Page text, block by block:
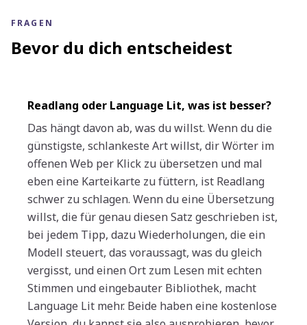
FRAGEN
Bevor du dich entscheidest
Readlang oder Language Lit, was ist besser?
Das hängt davon ab, was du willst. Wenn du die
günstigste, schlankeste Art willst, dir Wörter im
offenen Web per Klick zu übersetzen und mal
eben eine Karteikarte zu füttern, ist Readlang
schwer zu schlagen. Wenn du eine Übersetzung
willst, die für genau diesen Satz geschrieben ist,
bei jedem Tipp, dazu Wiederholungen, die ein
Modell steuert, das voraussagt, was du gleich
vergisst, und einen Ort zum Lesen mit echten
Stimmen und eingebauter Bibliothek, macht
Language Lit mehr. Beide haben eine kostenlose